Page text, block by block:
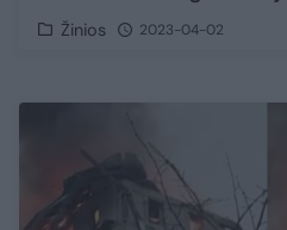
Žinios 2023-04-02